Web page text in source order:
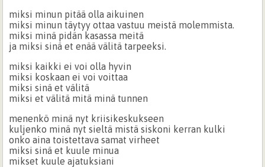
miksi minun pitää olla aikuinen
miksi minun täytyy ottaa vastuu meistä molemmista.
miksi minä pidän kasassa meitä
ja miksi sinä et enää välitä tarpeeksi.
miksi kaikki ei voi olla hyvin
miksi koskaan ei voi voittaa
miksi sinä et välitä
miksi et välitä mitä minä tunnen
menenkö minä nyt kriisikeskukseen
kuljenko minä nyt sieltä mistä siskoni kerran kulki
onko aina toistettava samat virheet
miksi sinä et kuule minua
mikset kuule ajatuksiani